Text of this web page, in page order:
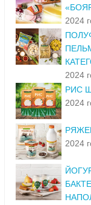
2024
2024
РИС
2024
2024